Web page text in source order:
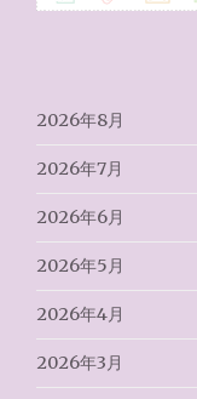
2026年8月
2026年7月
2026年6月
2026年5月
2026年4月
2026年3月